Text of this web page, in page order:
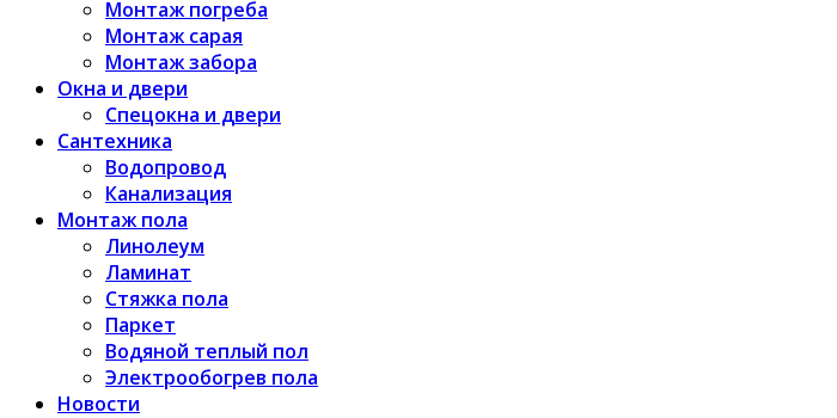
Монтаж погреба
Монтаж сарая
Монтаж забора
Окна и двери
Спецокна и двери
Сантехника
Водопровод
Канализация
Монтаж пола
Линолеум
Ламинат
Стяжка пола
Паркет
Водяной теплый пол
Электрообогрев пола
Новости